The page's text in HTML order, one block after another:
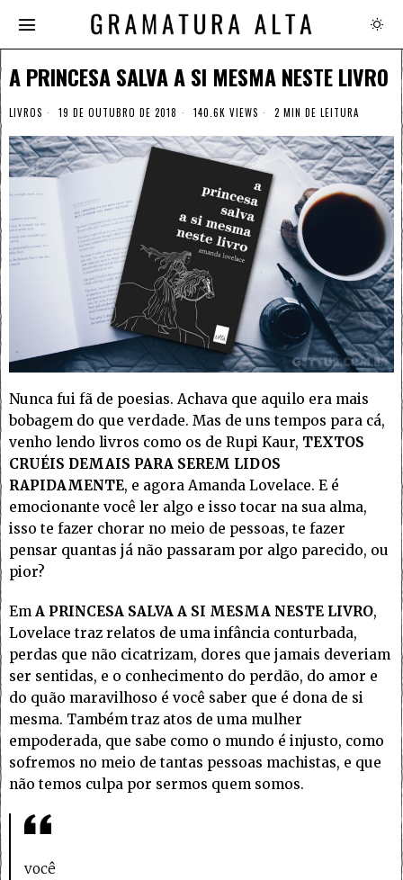
A PRINCESA SALVA A SI MESMA NESTE LIVRO
LIVROS 19 DE OUTUBRO DE 2018 140.6K VIEWS 2 MIN DE LEITURA
Nunca fui fã de poesias. Achava que aquilo era mais
bobagem do que verdade. Mas de uns tempos para cá,
venho lendo livros como os de Rupi Kaur, TEXTOS
CRUÉIS DEMAIS PARA SEREM LIDOS
RAPIDAMENTE, e agora Amanda Lovelace. E é
emocionante você ler algo e isso tocar na sua alma,
isso te fazer chorar no meio de pessoas, te fazer
pensar quantas já não passaram por algo parecido, ou
pior?
Em A PRINCESA SALVA A SI MESMA NESTE LIVRO,
Lovelace traz relatos de uma infância conturbada,
perdas que não cicatrizam, dores que jamais deveriam
ser sentidas, e o conhecimento do perdão, do amor e
do quão maravilhoso é você saber que é dona de si
mesma. Também traz atos de uma mulher
empoderada, que sabe como o mundo é injusto, como
sofremos no meio de tantas pessoas machistas, e que
não temos culpa por sermos quem somos.
você